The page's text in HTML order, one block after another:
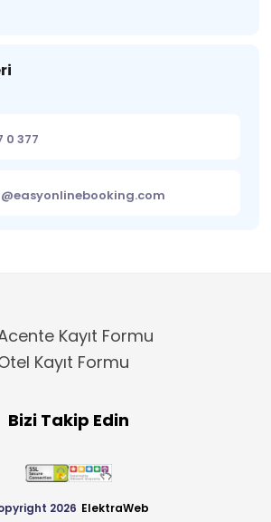
0 377
Kayıt Formu
Kayıt Formu
Bizi Takip Edin
2026 ElektraWeb